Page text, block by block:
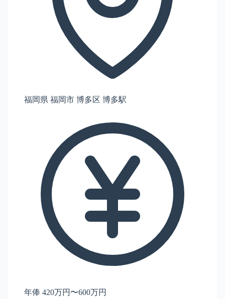
福岡県 福岡市 博多区 博多駅
年俸 420万円〜600万円